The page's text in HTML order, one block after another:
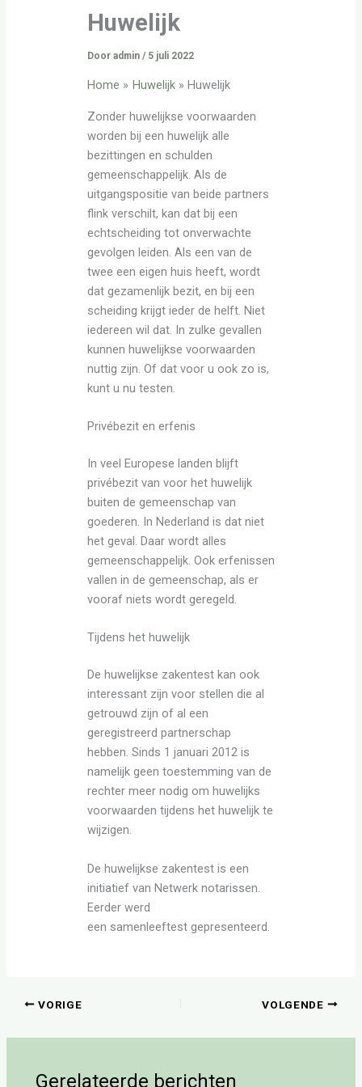
Huwelijk
Door admin / 5 juli 2022
Home Huwelijk Huwelijk
Zonder huwelijkse voorwaarden
worden bij een huwelijk alle
bezittingen en schulden
gemeenschappelijk. Als de
uitgangspositie van beide partners
flink verschilt, kan dat bij een
echtscheiding tot onverwachte
gevolgen leiden. Als een van de
twee een eigen huis heeft, wordt
dat gezamenlijk bezit, en bij een
scheiding krijgt ieder de helft. Niet
iedereen wil dat. In zulke gevallen
kunnen huwelijkse voorwaarden
nuttig zijn. Of dat voor u ook zo is,
kunt u nu testen.
Privébezit en erfenis
In veel Europese landen blijft
privébezit van voor het huwelijk
buiten de gemeenschap van
goederen. In Nederland is dat niet
het geval. Daar wordt alles
gemeenschappelijk. Ook erfenissen
vallen in de gemeenschap, als er
vooraf niets wordt geregeld.
Tijdens het huwelijk
De huwelijkse zakentest kan ook
interessant zijn voor stellen die al
getrouwd zijn of al een
geregistreerd partnerschap
hebben. Sinds 1 januari 2012 is
namelijk geen toestemming van de
rechter meer nodig om huwelijks
voorwaarden tijdens het huwelijk te
wijzigen.
De huwelijkse zakentest is een
initiatief van Netwerk notarissen.
Eerder werd
een samenleeftest gepresenteerd.
VORIGE VOLGENDE
Gerelateerde berichten